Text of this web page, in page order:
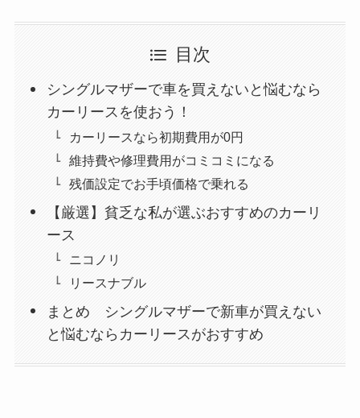
目次
シングルマザーで車を買えないと悩むなら
カーリースを使おう！
カーリースなら初期費用が0円
維持費や修理費用がコミコミになる
残価設定でお手頃価格で乗れる
【厳選】貧乏な私が選ぶおすすめのカーリ
ース
ニコノリ
リースナブル
まとめ シングルマザーで新車が買えない
と悩むならカーリースがおすすめ